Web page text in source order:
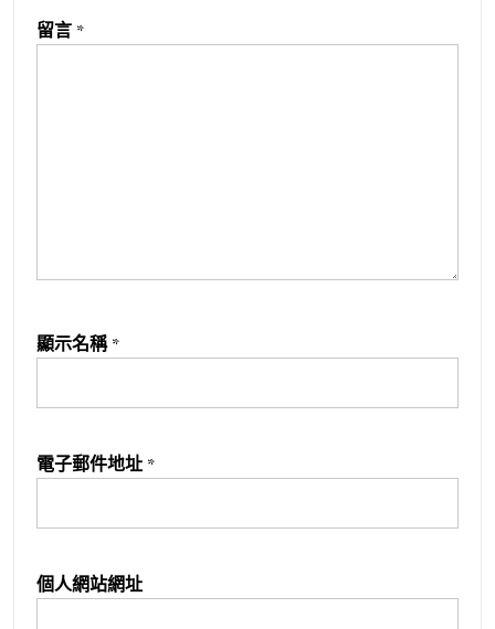
留言 *
顯示名稱 *
電子郵件地址 *
個人網站網址